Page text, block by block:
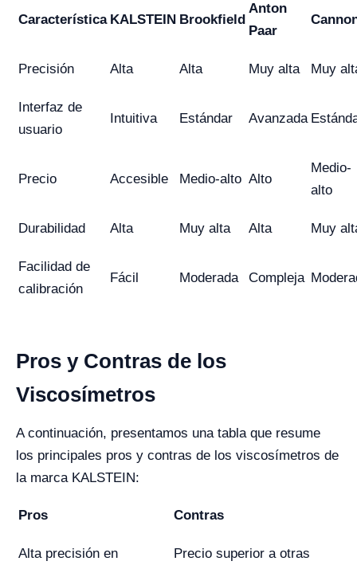
Característica KALSTEIN Brookfield
Anton
Paar
Precisión Alta Alta Muy alta Muy
Interfaz de
usuario
Intuitiva Estándar Avanzada
Precio Accesible Medio-alto Alto
Medio-
alto
Durabilidad Alta Muy alta Alta Muy
Facilidad de
calibración
Fácil Moderada Compleja
Pros y Contras de los
Viscosímetros
A continuación, presentamos una tabla que resume
los principales pros y contras de los viscosímetros de
la marca KALSTEIN:
Pros Contras
Alta precisión en
Precio superior a otras